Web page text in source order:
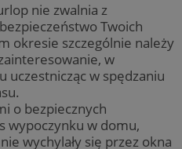
nie zwalnia z
Twoich
okresie szczególnie należy
w
uczestnicząc w spędzaniu
o bezpiecznych
wypoczynku w domu,
wychylały się przez okna